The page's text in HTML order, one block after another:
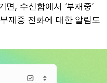
, 수신함에서 ‘부재중’
재중 전화에 대한 알림도